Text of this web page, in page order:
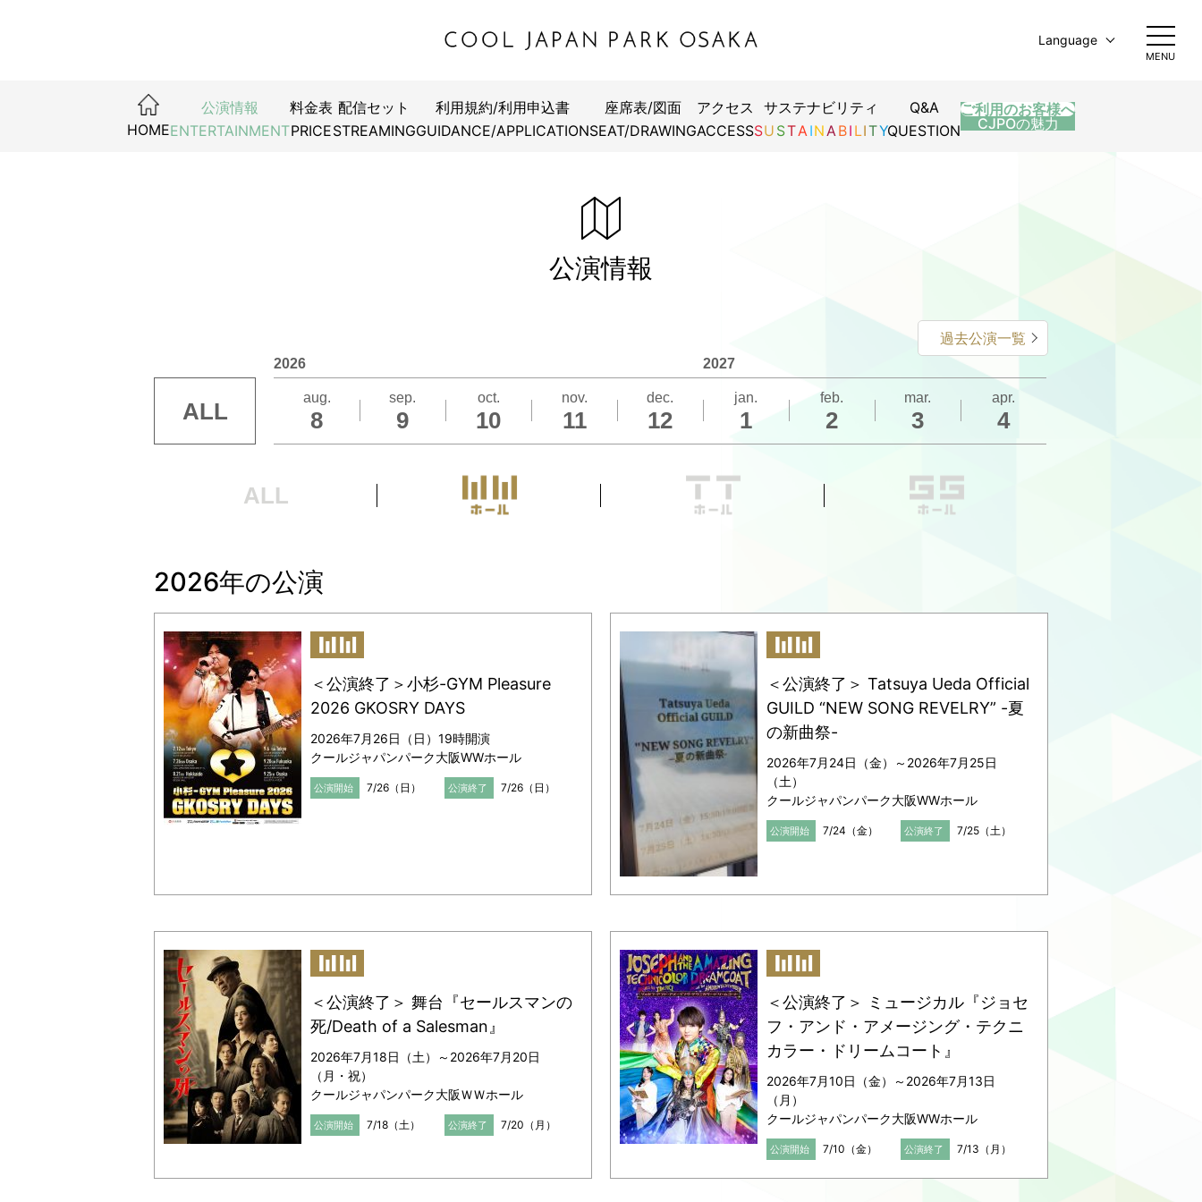
MENU
Language
简体中文
HOME
公演情報
ENTERTAINMENT
料金表
PRICE
配信セット
STREAMING
利用規約/利用申込書
GUIDANCE/APPLICATION
座席表/図面
SEAT/DRAWING
アクセス
ACCESS
サステナビリティ
S U ST A I N A B I LITY
Q&A
QUESTION
ご利用のお客様へ
CJPOの魅力
公演情報
過去公演一覧
ALL
2026
aug.
8
sep.
9
oct.
10
nov.
11
dec.
12
2027
jan.
1
feb.
2
mar.
3
apr.
4
ALL
2026年の公演
＜公演終了＞小杉-GYM Pleasure
2026 GKOSRY DAYS
2026年7月26日（日）19時開演
クールジャパンパーク大阪WWホール
公演開始 7/26（日） 公演終了 7/26（日）
＜公演終了＞ Tatsuya Ueda Official
GUILD “NEW SONG REVELRY” -夏
の新曲祭-
2026年7月24日（金）～2026年7月25日
（土）
クールジャパンパーク大阪WWホール
公演開始 7/24（金） 公演終了 7/25（土）
＜公演終了＞ 舞台『セールスマンの
死/Death of a Salesman』
2026年7月18日（土）～2026年7月20日
（月・祝）
クールジャパンパーク大阪ＷＷホール
公演開始 7/18（土） 公演終了 7/20（月）
＜公演終了＞ ミュージカル『ジョセ
フ・アンド・アメージング・テクニ
カラー・ドリームコート』
2026年7月10日（金）～2026年7月13日
（月）
クールジャパンパーク大阪WWホール
公演開始 7/10（金） 公演終了 7/13（月）
小杉-GYM Pleasure 2026 GKOSRY DAYS
Tatsuya Ueda Official GUILD “NEW SONG REVELRY” -夏の新曲祭-
舞台『セールスマンの死/Death of a Salesman』
2026年7月20日（月・祝）12:00開演
公式ホームページ内チケット情報ページのお問い合わせメールまで
ミュージカル『ジョセフ・アンド・アメージング・テクニカラー・ドリームコー
ト』
2026年7月11日（土）13:00/17:00開演
詳しくはこちら をご覧ください
お問い合わせは
THE SECOND ライブツアー2026～今、全盛期の漫才師達～in 大阪
石崎ひゅーい LIVE 2026 -City Lights-